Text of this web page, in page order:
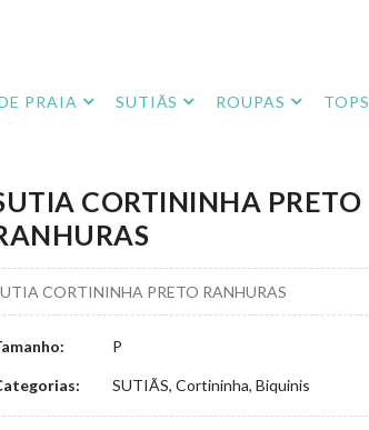
PRAIA SUTIÃS ROUPAS TOPS
CORTININHA PRETO
CORTININHA PRETO RANHURAS
P
SUTIÃS, Cortininha, Biquinis